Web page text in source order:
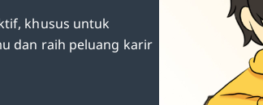
khusus untuk
dan raih peluang karir